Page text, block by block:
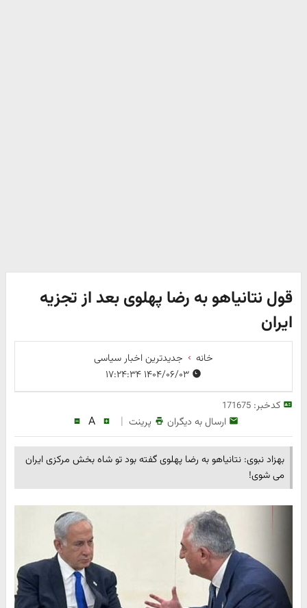
قول نتانیاهو به رضا پهلوی بعد از تجزیه
ایران
خانه
جدیدترین اخبار سیاسی
۱۴۰۴/۰۶/۰۳ ۱۷:۲۴:۳۴
کدخبر:171675
ارسال به دیگران پرینت |
A
بهزاد نبوی: نتانیاهو به رضا پهلوی گفته بود تو شاه بخش مرکزی ایران
می شوی!